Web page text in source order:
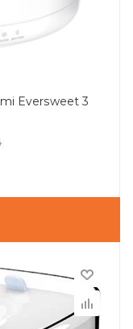
Eversweet 3